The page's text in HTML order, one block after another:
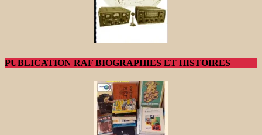
PUBLICATION RAF BIOGRAPHIES ET HISTOIRES